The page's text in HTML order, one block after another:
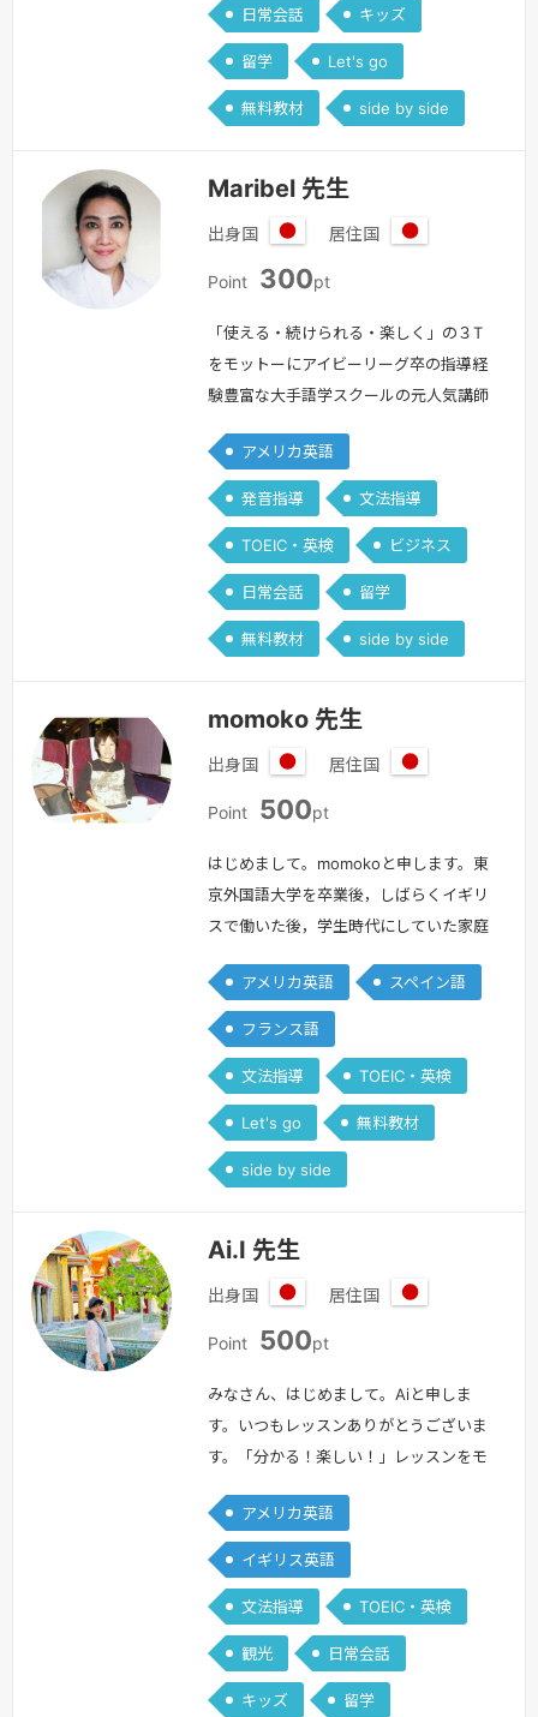
経験もあります。最初は英語が全然話せ
ませんでしたが、高校での一年間のアメ
リカでの交換留学、大学での英語学習…
続きを見る »
日常会話 キッズ
留学 Let's go
無料教材 side by side
Maribel 先生
出身国
本
居住国
Point 300pt
「使える・続けられる・楽しく」の３T
をモットーにアイビーリーグ卒の指導経
験豊富な大手語学スクールの元人気講師
ア、ご年配の方大歓迎‼ 発音矯正、一
からやり直し英語、日常会話から英検・
TOEIC・TOEFL対策まで幅広く教えてい
ます。英語コーチングやカウンセリング
もお受けしています。レッスンはこんな
方にピッタリです＾＾☆英語に興味は
あるけれども勉強の仕方がよく解らな…
アメリカ英語
発音指導 文法指導
TOEIC・英検 ビジネス
日常会話 留学
無料教材 side by side
momoko 先生
出身国
本
居住国
Point 500pt
はじめまして。momokoと申します。東
京外国語大学を卒業後，しばらくイギリ
スで働いた後，学生時代にしていた家庭
教室をしております。☆大人の方・やり
直し英語（中学英語をもう一度ひとつひ
とつわかりやすく，Side by Side他）・
英検・国連英検・TOEIC・TOEFL・
IELTS etc. 対策・時事英語・シャドーイ
ングなどリスニング・音読・英字新聞購
読・洋書…続きを見る »
アメリカ英語 スペイン語
フランス語
文法指導 TOEIC・英検
Let's go 無料教材
side by side
Ai.I 先生
出身国
本
居住国
Point 500pt
みなさん、はじめまして。Aiと申しま
す。いつもレッスンありがとうございま
す。「分かる！楽しい！」レッスンをモ
レッスンをしていきたいと思います。大
学在学中は１年間ロンドンに留学し、英
語を学びました。何も話せない状態から
いきなりの留学。「話せなくて悔し
い！」体験をたくさんしました。「分か
らなくて悔しい」を「分かる！楽し
い！」に変えられるよう一緒に学習して
アメリカ英語
イギリス英語
文法指導 TOEIC・英検
観光 日常会話
キッズ 留学